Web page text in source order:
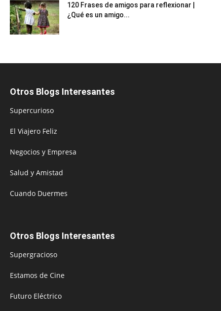
120 Frases de amigos para reflexionar |
¿Qué es un amigo...
Otros Blogs Interesantes
Supercurioso
El Viajero Feliz
Negocios y Empresa
Salud y Amistad
Cuando Duermes
Otros Blogs Interesantes
Supergracioso
Estamos de Cine
Futuro Eléctrico